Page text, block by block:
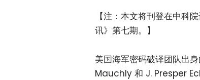
【注：本文将刊登在中科
讯》第七期。】
美国海军密码破译团队出
Mauchly 和 J. Presper